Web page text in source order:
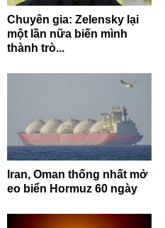
Chuyên gia: Zelensky lại
một lần nữa biến mình
thành trò...
Iran, Oman thống nhất mở
eo biển Hormuz 60 ngày